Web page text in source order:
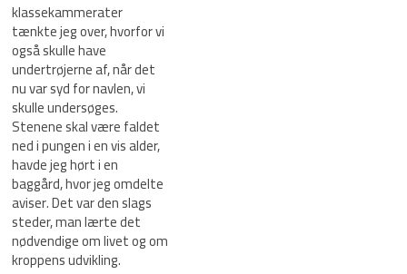
klassekammerater
tænkte jeg over, hvorfor vi
også skulle have
undertrøjerne af, når det
nu var syd for navlen, vi
skulle undersøges.
Stenene skal være faldet
ned i pungen i en vis alder,
havde jeg hørt i en
baggård, hvor jeg omdelte
aviser. Det var den slags
steder, man lærte det
nødvendige om livet og om
kroppens udvikling.